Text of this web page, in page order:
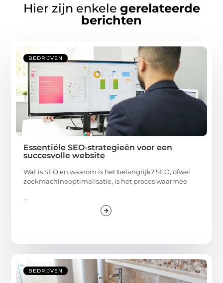
Hier zijn enkele gerelateerde
berichten
BEDRIJVEN
Essentiële SEO-strategieën voor een
succesvolle website
Wat is SEO en waarom is het belangrijk? SEO, ofwel
zoekmachineoptimalisatie, is het proces waarmee
...
BEDRIJVEN